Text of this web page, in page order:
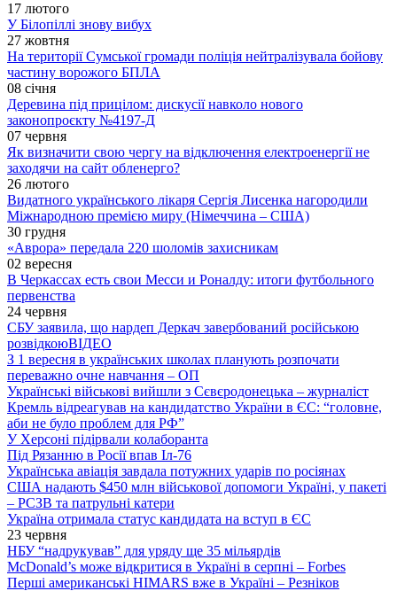
17 лютого
У Білопіллі знову вибух
27 жовтня
На території Сумської громади поліція нейтралізувала бойову
частину ворожого БПЛА
08 січня
Деревина під прицілом: дискусії навколо нового
законопроєкту №4197-Д
07 червня
Як визначити свою чергу на відключення електроенергії не
заходячи на сайт обленерго?
26 лютого
Видатного українського лікаря Сергія Лисенка нагородили
Міжнародною премією миру (Німеччина – США)
30 грудня
«Аврора» передала 220 шоломів захисникам
02 вересня
В Черкассах есть свои Месси и Роналду: итоги футбольного
первенства
24 червня
СБУ заявила, що нардеп Деркач завербований російською
розвідкоюВІДЕО
З 1 вересня в українських школах планують розпочати
переважно очне навчання – ОП
Українські військові вийшли з Сєвєродонецька – журналіст
Кремль відреагував на кандидатство України в ЄС: “головне,
аби не було проблем для РФ”
У Херсоні підірвали колаборанта
Під Рязанню в Росії впав Іл-76
Українська авіація завдала потужних ударів по росіянах
США надають $450 млн військової допомоги Україні, у пакеті
– РСЗВ та патрульні катери
Україна отримала статус кандидата на вступ в ЄС
23 червня
НБУ “надрукував” для уряду ще 35 мільярдів
McDonald’s може відкритися в Україні в серпні – Forbes
Перші американські HIMARS вже в Україні – Резніков